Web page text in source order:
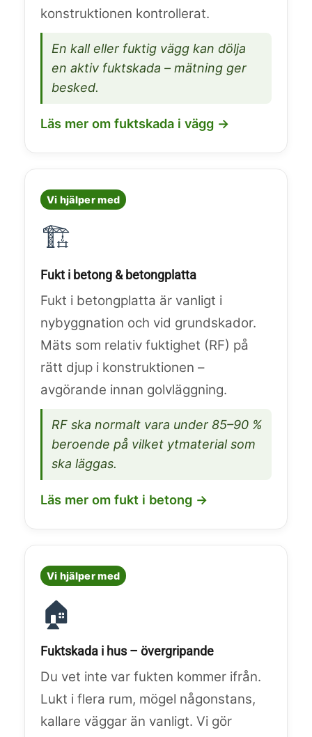
konstruktionen kontrollerat.
En kall eller fuktig vägg kan dölja
en aktiv fuktskada – mätning ger
besked.
Läs mer om fuktskada i vägg →
Vi hjälper med
🏗️
Fukt i betong & betongplatta
Fukt i betongplatta är vanligt i
nybyggnation och vid grundskador.
Mäts som relativ fuktighet (RF) på
rätt djup i konstruktionen –
avgörande innan golvläggning.
RF ska normalt vara under 85–90 %
beroende på vilket ytmaterial som
ska läggas.
Läs mer om fukt i betong →
Vi hjälper med
🏠
Fuktskada i hus – övergripande
Du vet inte var fukten kommer ifrån.
Lukt i flera rum, mögel någonstans,
kallare väggar än vanligt. Vi gör